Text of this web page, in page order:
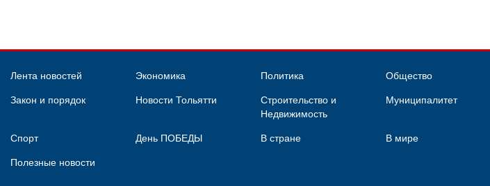
Лента новостей Экономика Политика Общество
Закон и порядок Новости Тольятти
Строительство и
Недвижимость
Муниципалитет
Спорт День ПОБЕДЫ В стране В мире
Полезные новости